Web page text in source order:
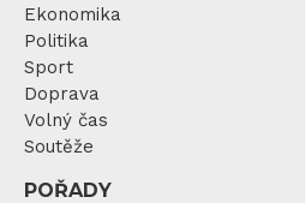
Ekonomika
Politika
Sport
Doprava
Volný čas
Soutěže
POŘADY